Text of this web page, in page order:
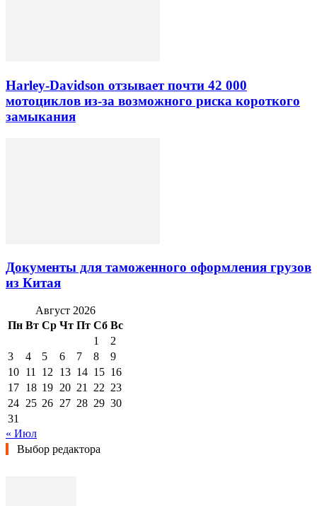
Harley-Davidson отзывает почти 42 000
мотоциклов из-за возможного риска короткого
замыкания
Документы для таможенного оформления грузов
из Китая
Август 2026
Пн Вт Ср Чт Пт Сб Вс
1
2
3
4 5 6 7 8
9
10 11 12 13 14 15 16
17 18 19 20 21 22 23
24 25 26 27 28 29 30
31
« Июл
Выбор редактора